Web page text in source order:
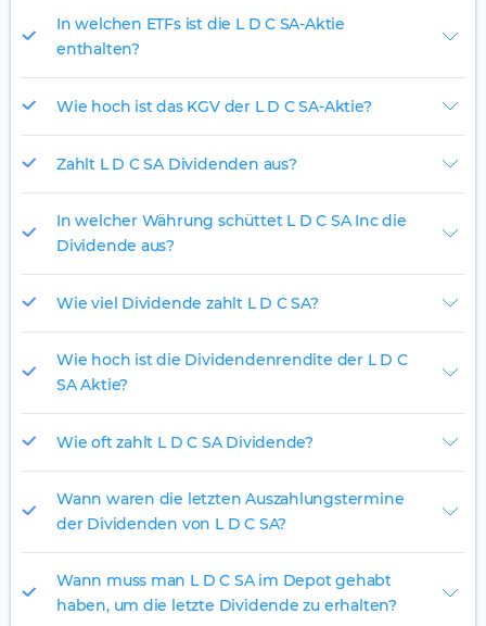
In welchen ETFs ist die L D C SA-Aktie
enthalten?
Wie hoch ist das KGV der L D C SA-Aktie?
Zahlt L D C SA Dividenden aus?
In welcher Währung schüttet L D C SA Inc die
Dividende aus?
Wie viel Dividende zahlt L D C SA?
Wie hoch ist die Dividendenrendite der L D C
SA Aktie?
Wie oft zahlt L D C SA Dividende?
Wann waren die letzten Auszahlungstermine
der Dividenden von L D C SA?
Wann muss man L D C SA im Depot gehabt
haben, um die letzte Dividende zu erhalten?